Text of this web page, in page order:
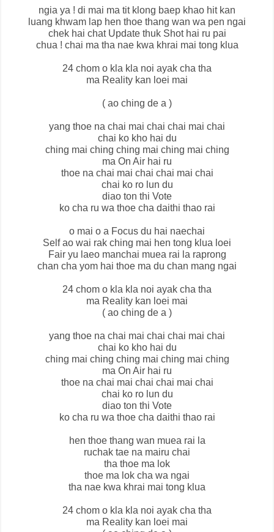
ngia ya ! di mai ma tit klong baep khao hit kan
luang khwam lap hen thoe thang wan wa pen ngai
chek hai chat Update thuk Shot hai ru pai
chua ! chai ma tha nae kwa khrai mai tong klua
24 chom o kla kla noi ayak cha tha
ma Reality kan loei mai
( ao ching de a )
yang thoe na chai mai chai chai mai chai
chai ko kho hai du
ching mai ching ching mai ching mai ching
ma On Air hai ru
thoe na chai mai chai chai mai chai
chai ko ro lun du
diao ton thi Vote
ko cha ru wa thoe cha daithi thao rai
o mai o a Focus du hai naechai
Self ao wai rak ching mai hen tong klua loei
Fair yu laeo manchai muea rai la raprong
chan cha yom hai thoe ma du chan mang ngai
24 chom o kla kla noi ayak cha tha
ma Reality kan loei mai
( ao ching de a )
yang thoe na chai mai chai chai mai chai
chai ko kho hai du
ching mai ching ching mai ching mai ching
ma On Air hai ru
thoe na chai mai chai chai mai chai
chai ko ro lun du
diao ton thi Vote
ko cha ru wa thoe cha daithi thao rai
hen thoe thang wan muea rai la
ruchak tae na mairu chai
tha thoe ma lok
thoe ma lok cha wa ngai
tha nae kwa khrai mai tong klua
24 chom o kla kla noi ayak cha tha
ma Reality kan loei mai